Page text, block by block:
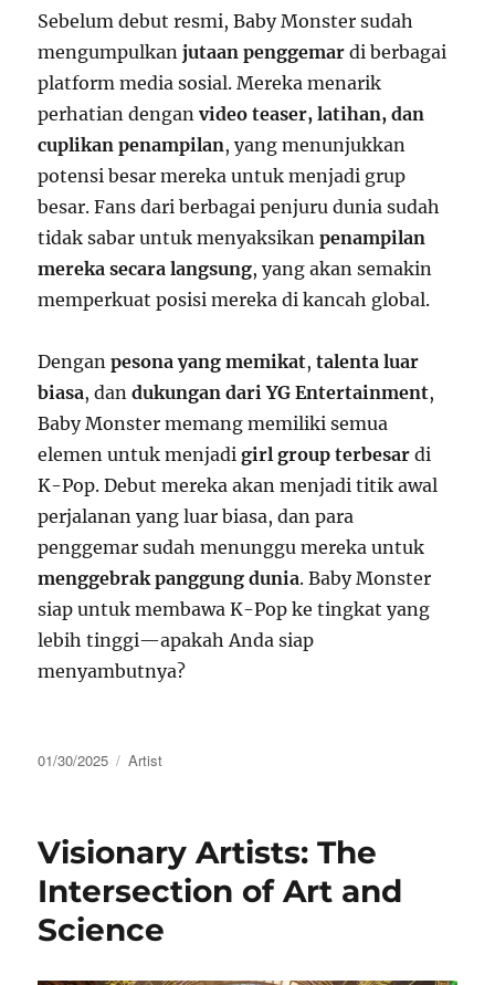
Sebelum debut resmi, Baby Monster sudah
mengumpulkanjutaan penggemar di berbagai
platform media sosial. Mereka menarik
perhatian denganvideo teaser, latihan, dan
cuplikan penampilan, yang menunjukkan
potensi besar mereka untuk menjadi grup
besar. Fans dari berbagai penjuru dunia sudah
tidak sabar untuk menyaksikanpenampilan
mereka secara langsung, yang akan semakin
memperkuat posisi mereka di kancah global.
Denganpesona yang memikat,talenta luar
biasa, dandukungan dari YG Entertainment,
Baby Monster memang memiliki semua
elemen untuk menjadigirl group terbesar di
K-Pop. Debut mereka akan menjadi titik awal
perjalanan yang luar biasa, dan para
penggemar sudah menunggu mereka untuk
menggebrak panggung dunia. Baby Monster
siap untuk membawa K-Pop ke tingkat yang
lebih tinggi—apakah Anda siap
menyambutnya?
Posted
01/30/2025 Categories
Artist
Visionary Artists: The
Intersection of Art and
Science